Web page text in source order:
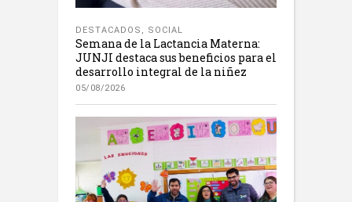
DESTACADOS SOCIAL
Semana de la Lactancia Materna:
JUNJI destaca sus beneficios para el
desarrollo integral de la niñez
05/08/2026